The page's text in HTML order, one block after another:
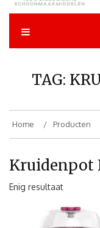
TAG:
Home Producten
Kruidenpot
Enig resultaat